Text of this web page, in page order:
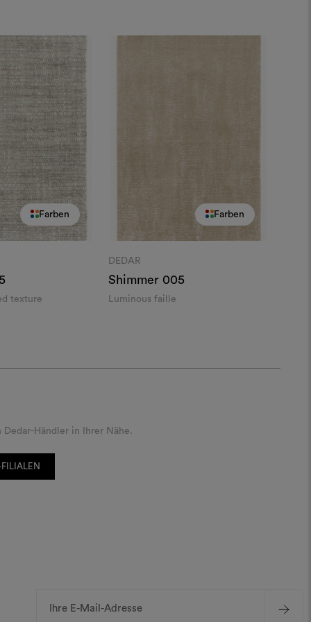
Farben
texture
Farben
DEDAR
Shimmer 005
Luminous faille
Händler in Ihrer Nähe.
Mail-